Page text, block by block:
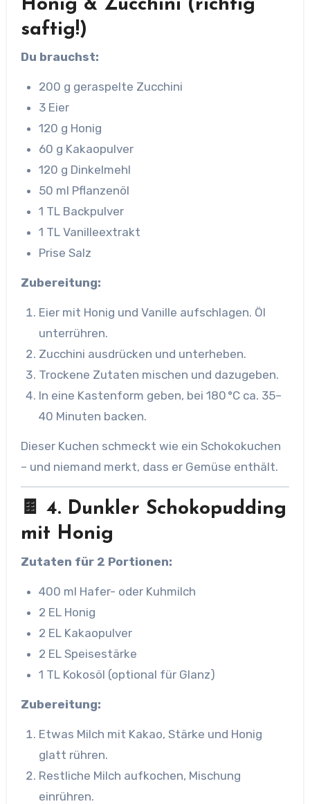
Honig & Zucchini (richtig
saftig!)
Du brauchst:
200 g geraspelte Zucchini
3 Eier
120 g Honig
60 g Kakaopulver
120 g Dinkelmehl
50 ml Pflanzenöl
1 TL Backpulver
1 TL Vanilleextrakt
Prise Salz
Zubereitung:
Eier mit Honig und Vanille aufschlagen. Öl
unterrühren.
Zucchini ausdrücken und unterheben.
Trockene Zutaten mischen und dazugeben.
In eine Kastenform geben, bei 180 °C ca. 35–
40 Minuten backen.
Dieser Kuchen schmeckt wie ein Schokokuchen
– und niemand merkt, dass er Gemüse enthält.
🍫 4. Dunkler Schokopudding
mit Honig
Zutaten für 2 Portionen:
400 ml Hafer- oder Kuhmilch
2 EL Honig
2 EL Kakaopulver
2 EL Speisestärke
1 TL Kokosöl (optional für Glanz)
Zubereitung:
Etwas Milch mit Kakao, Stärke und Honig
glatt rühren.
Restliche Milch aufkochen, Mischung
einrühren.